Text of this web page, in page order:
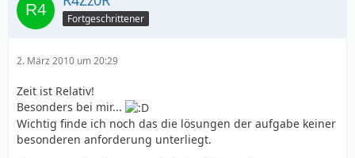
Fortgeschrittener
2. März 2010 um 20:29
Zeit ist Relativ!
Besonders bei mir...
Wichtig finde ich noch das die lösungen der aufgabe keiner
besonderen anforderung unterliegt.